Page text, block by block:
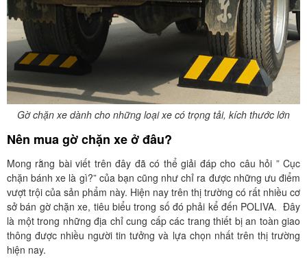
Gờ chặn xe dành cho những loại xe có trọng tải, kích thước lớn
Nên mua gờ chặn xe ở đâu?
Mong rằng bài viết trên đây đã có thể giải đáp cho câu hỏi ” Cục
chặn bánh xe là gì?” của bạn cũng như chỉ ra được những ưu điểm
vượt trội của sản phẩm này. Hiện nay trên thị trường có rất nhiều cơ
sở bán gờ chặn xe, tiêu biểu trong số đó phải kể đến POLIVA. Đây
là một trong những địa chỉ cung cấp các trang thiết bị an toàn giao
thông được nhiều người tin tưởng và lựa chọn nhất trên thị trường
hiện nay.